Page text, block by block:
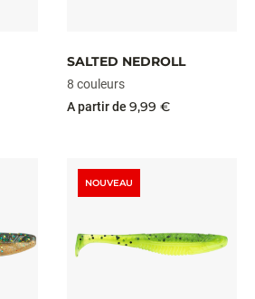
SALTED NEDROLL
8 couleurs
A partir de 9,99 €
NOUVEAU